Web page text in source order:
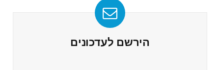
הירשם לעדכונים